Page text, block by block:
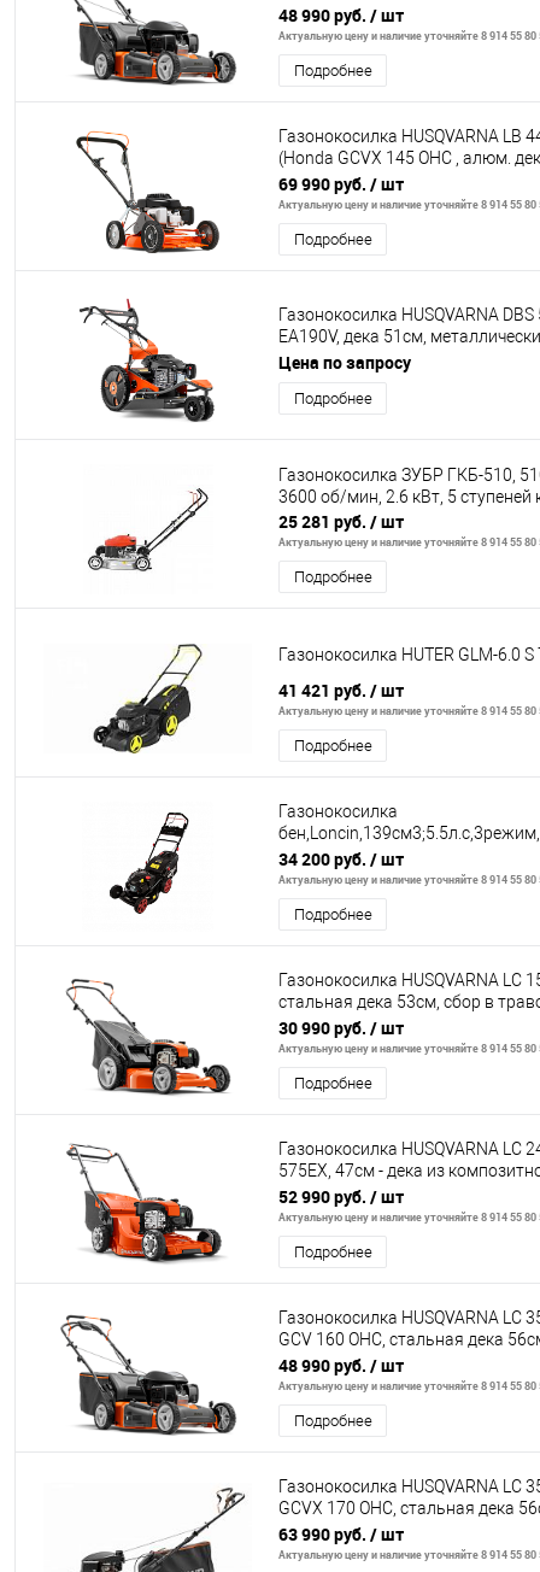
68л, 3 в 1, вариатор
48 990 руб. / шт
Актуальную цену и наличие уточняйте 8 914 55 80
Подробнее
Газонокосилка HUSQVARNA LB
(Honda GCVX 145 OHC , алюм.
BioClip + выброс наза
69 990 руб. / шт
Актуальную цену и наличие уточняйте 8 914 55 80
Подробнее
Газонокосилка HUSQVARNA
EA190V, дека 51см,
самоходная)
Цена по запросу
Подробнее
Газонокосилка ЗУБР ГКБ-510,
3600 об/мин, 2.6 кВт, 5 ступеней
25 281 руб. / шт
Актуальную цену и наличие уточняйте 8 914 55 80
Подробнее
Газонокосилка HUTER GLM-6.0
41 421 руб. / шт
Актуальную цену и наличие уточняйте 8 914 55 80
Подробнее
Газонокосилка
65мм,60л,34кг,c\ход,панель
34 200 руб. / шт
Актуальную цену и наличие уточняйте 8 914 55 80
Подробнее
Газонокосилка HUSQVARNA LC
стальная дека 53cм, сбор в
(57л) + BioClip)
30 990 руб. / шт
Актуальную цену и наличие уточняйте 8 914 55 80
Подробнее
Газонокосилка HUSQVARNA LC
575EX, 47cм - дека из
материала, сбор в травосбор
52 990 руб. / шт
Актуальную цену и наличие уточняйте 8 914 55 80
Подробнее
Газонокосилка HUSQVARNA LC
GCV 160 OHC, стальная дека
3 в 1, вариатор
48 990 руб. / шт
Актуальную цену и наличие уточняйте 8 914 55 80
Подробнее
Газонокосилка HUSQVARNA LC
GCVX 170 OHC, стальная дека
68л, 3 в 1, вариат
63 990 руб. / шт
Актуальную цену и наличие уточняйте 8 914 55 80